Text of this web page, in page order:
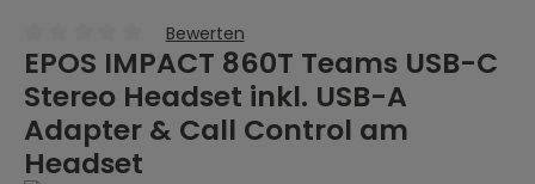
Durchschnittliche Bewertung von 0 von 5 Sternen
Bewerten
EPOS IMPACT 860T Teams USB-C
Stereo Headset inkl. USB-A
Adapter & Call Control am
Headset